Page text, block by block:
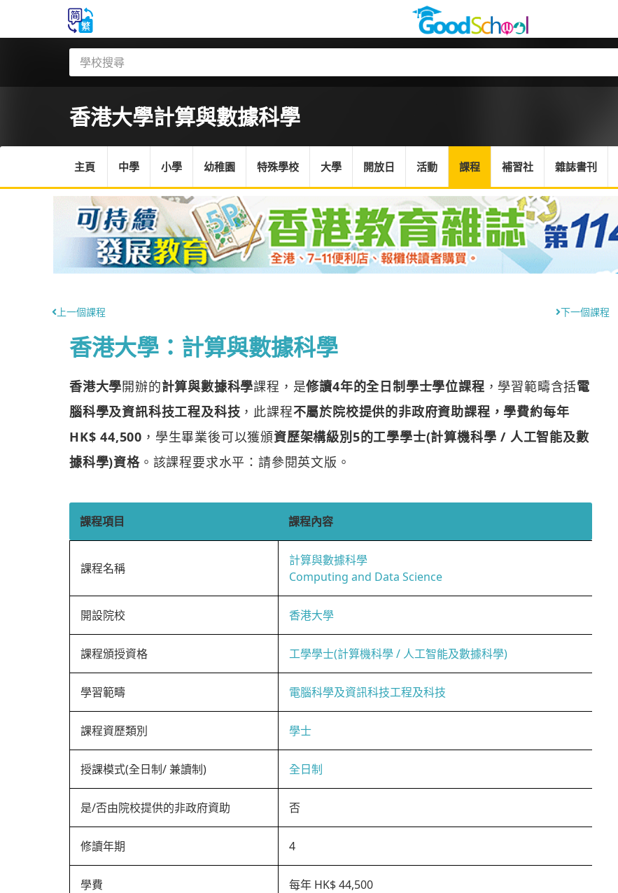
香港大學計算與數據科學
主頁 中學 小學 幼稚園 特殊學校 大學 開放日 活動 課程 補習社 雜誌書刊
上一個課程 下一個課程
香港大學：計算與數據科學
香港大學開辦的計算與數據科學課程，是修讀4年的全日制學士學位課程 ，學習範疇含括電
腦科學及資訊科技工程及科技 ，此課程不屬於院校提供的非政府資助課程，學費約每年
HK$ 44,500 ，學生畢業後可以獲頒資歷架構級別5的工學學士(計算機科學 / 人工智能及數
據科學)資格。該課程要求水平：請參閱英文版。
課程項目 課程內容
課程名稱
計算與數據科學
Computing and Data Science
開設院校 香港大學
課程頒授資格 工學學士(計算機科學 / 人工智能及數據科學)
學習範疇 電腦科學及資訊科技工程及科技
課程資歷類別 學士
授課模式(全日制/ 兼讀制) 全日制
是/否由院校提供的非政府資助 否
修讀年期 4
學費 每年 HK$ 44,500